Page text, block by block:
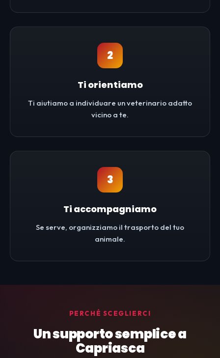
2
Ti orientiamo
Ti aiutiamo a individuare un veterinario adatto
vicino a te.
3
Ti accompagniamo
Se serve, organizziamo il trasporto del tuo
animale.
PERCHÉ SCEGLIERCI
Un supporto semplice a
Capriasca